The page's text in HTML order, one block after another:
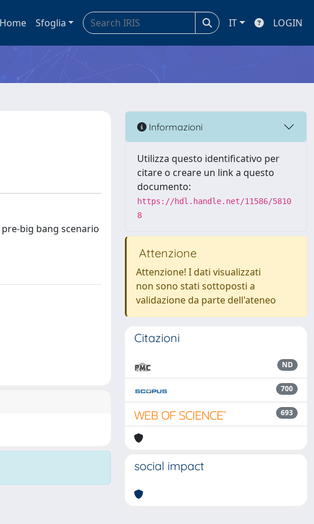
Home Sfoglia IT LOGIN
big bang scenario
Informazioni
Utilizza questo identificativo per
citare o creare un link a questo
documento:
https://hdl.handle.net/11586/5810
8
Attenzione
Attenzione! I dati visualizzati
non sono stati sottoposti a
validazione da parte dell'ateneo
Citazioni
ND
700
693
social impact